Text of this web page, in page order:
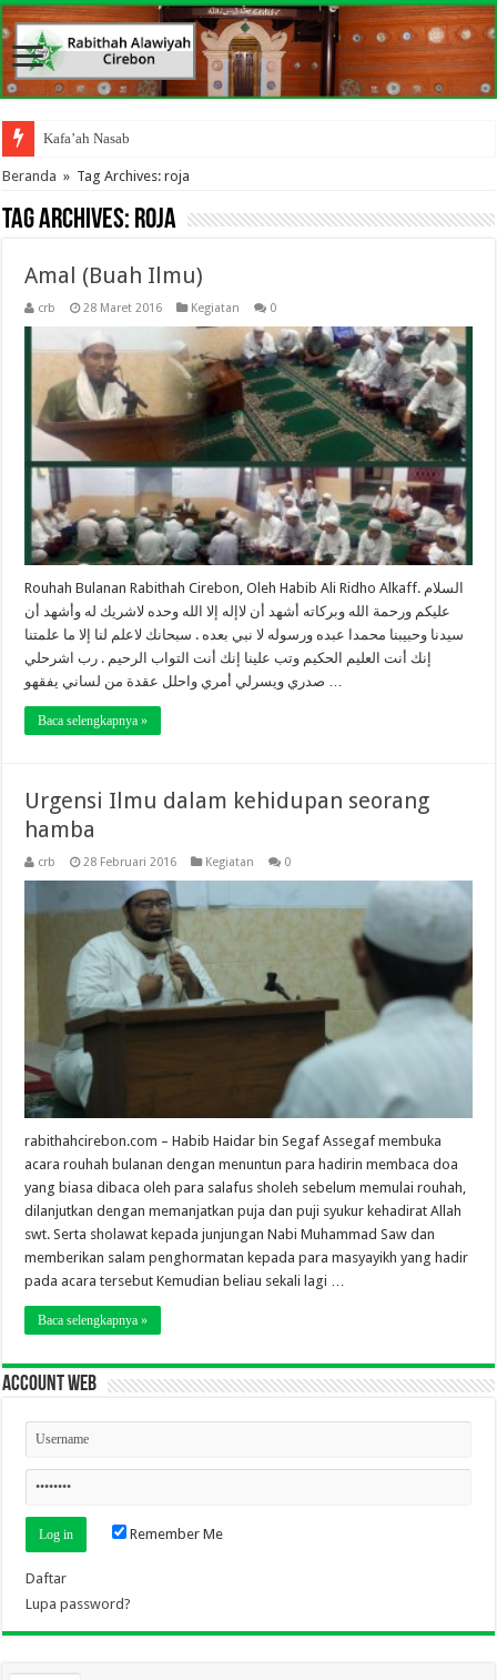
Kafa’ah Nasab
Beranda » Tag Archives: roja
Tag Archives: roja
Amal (Buah Ilmu)
crb 28 Maret 2016 Kegiatan 0
Rouhah Bulanan Rabithah Cirebon, Oleh Habib Ali Ridho Alkaff. السلام
عليكم ورحمة الله وبركاته أشهد أن لاإله إلا الله وحده لاشريك له وأشهد أن
سيدنا وحبيبنا محمدا عبده ورسوله لا نبي بعده . سبحانك لاعلم لنا إلا ما علمتنا
إنك أنت العليم الحكيم وتب علينا إنك أنت التواب الرحيم . رب اشرحلي
Baca selengkapnya »
Urgensi Ilmu dalam kehidupan seorang
hamba
crb 28 Februari 2016 Kegiatan 0
rabithahcirebon.com – Habib Haidar bin Segaf Assegaf membuka
acara rouhah bulanan dengan menuntun para hadirin membaca doa
yang biasa dibaca oleh para salafus sholeh sebelum memulai rouhah,
dilanjutkan dengan memanjatkan puja dan puji syukur kehadirat Allah
swt. Serta sholawat kepada junjungan Nabi Muhammad Saw dan
memberikan salam penghormatan kepada para masyayikh yang hadir
pada acara tersebut Kemudian beliau sekali lagi …
Baca selengkapnya »
Account Web
Remember Me
Daftar
Lupa password?